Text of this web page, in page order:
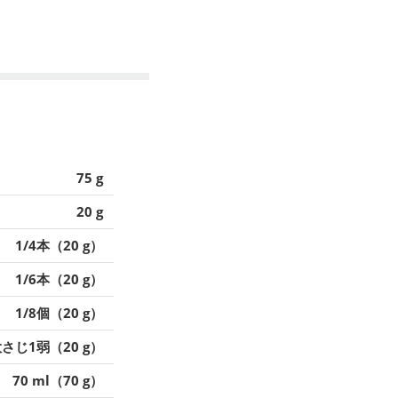
75 g
20 g
1/4本（20 g）
1/6本（20 g）
1/8個（20 g）
じ1弱（20 g）
70 ml（70 g）